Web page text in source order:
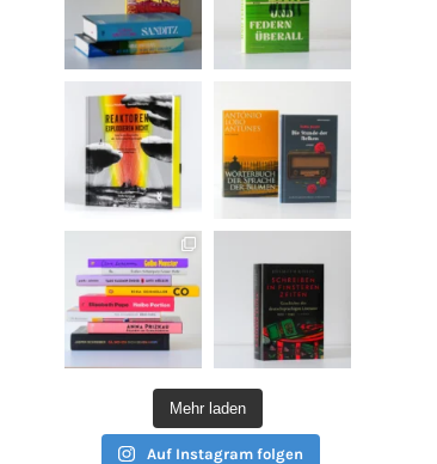
Mehr laden
Auf Instagram folgen